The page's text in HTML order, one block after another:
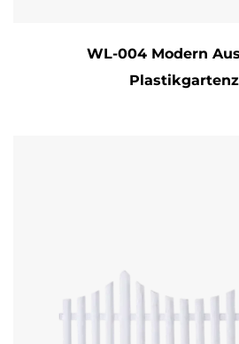
WL-004 Modern